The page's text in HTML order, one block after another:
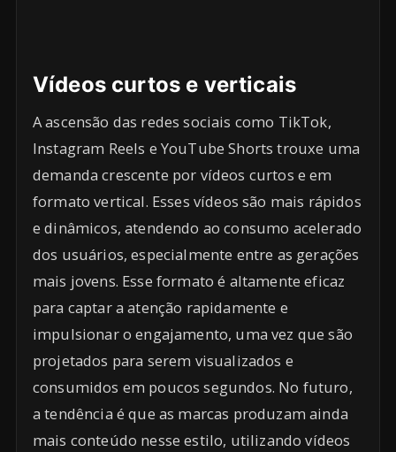
Vídeos curtos e verticais
A ascensão das redes sociais como TikTok,
Instagram Reels e YouTube Shorts trouxe uma
demanda crescente por vídeos curtos e em
formato vertical. Esses vídeos são mais rápidos
e dinâmicos, atendendo ao consumo acelerado
dos usuários, especialmente entre as gerações
mais jovens. Esse formato é altamente eficaz
para captar a atenção rapidamente e
impulsionar o engajamento, uma vez que são
projetados para serem visualizados e
consumidos em poucos segundos. No futuro,
a tendência é que as marcas produzam ainda
mais conteúdo nesse estilo, utilizando vídeos